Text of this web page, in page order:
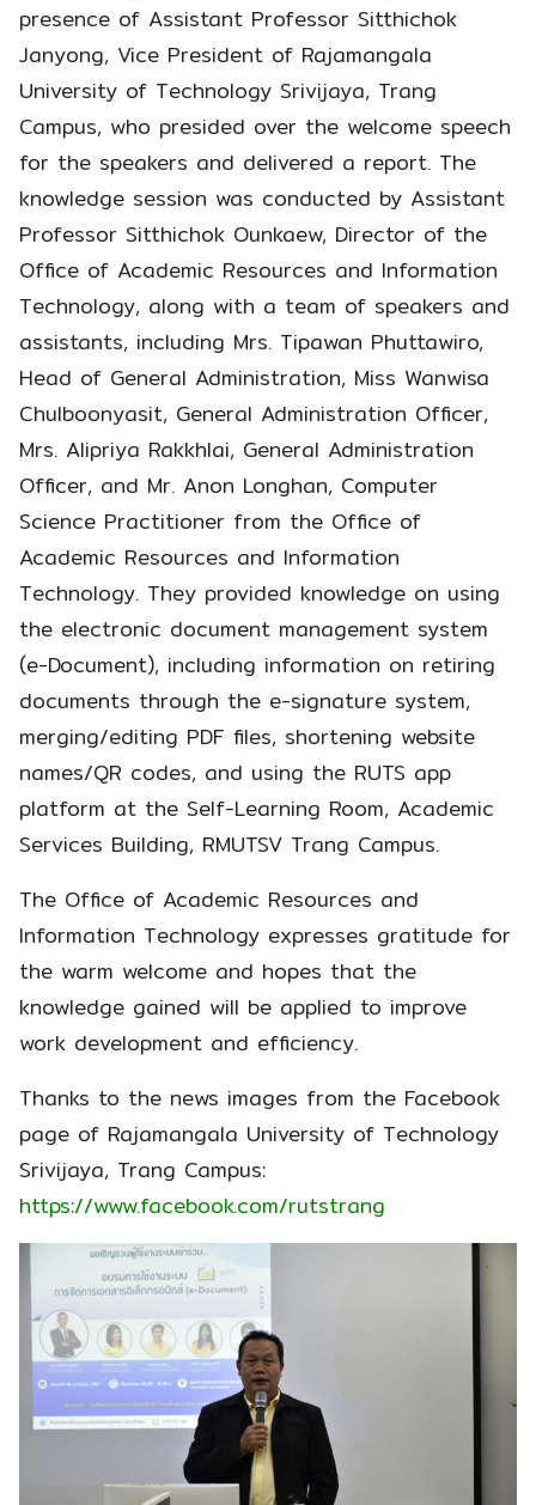
presence of Assistant Professor Sitthichok
Janyong, Vice President of Rajamangala
University of Technology Srivijaya, Trang
Campus, who presided over the welcome speech
for the speakers and delivered a report. The
knowledge session was conducted by Assistant
Professor Sitthichok Ounkaew, Director of the
Office of Academic Resources and Information
Technology, along with a team of speakers and
assistants, including Mrs. Tipawan Phuttawiro,
Head of General Administration, Miss Wanwisa
Chulboonyasit, General Administration Officer,
Mrs. Alipriya Rakkhlai, General Administration
Officer, and Mr. Anon Longhan, Computer
Science Practitioner from the Office of
Academic Resources and Information
Technology. They provided knowledge on using
the electronic document management system
(e-Document), including information on retiring
documents through the e-signature system,
merging/editing PDF files, shortening website
names/QR codes, and using the RUTS app
platform at the Self-Learning Room, Academic
Services Building, RMUTSV Trang Campus.
The Office of Academic Resources and
Information Technology expresses gratitude for
the warm welcome and hopes that the
knowledge gained will be applied to improve
work development and efficiency.
Thanks to the news images from the Facebook
page of Rajamangala University of Technology
Srivijaya, Trang Campus:
https://www.facebook.com/rutstrang